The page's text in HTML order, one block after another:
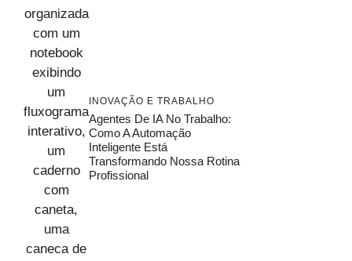
INOVAÇÃO E TRABALHO
Agentes De IA No Trabalho:
Como A Automação
Inteligente Está
Transformando Nossa Rotina
Profissional